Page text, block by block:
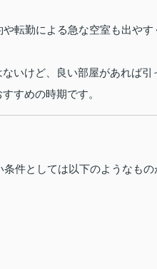
や転勤による急な空室も出や
いけど、良い部屋があれば引
すめの時期です。
件としては以下のようなもの